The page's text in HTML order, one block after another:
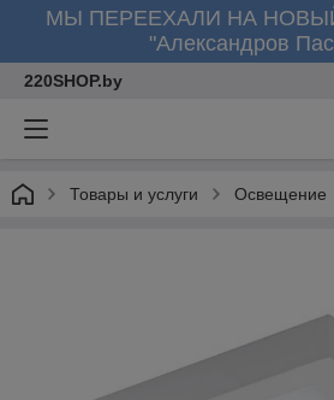
МЫ ПЕРЕЕХАЛИ НА
"Александров
220SHOP.by
Товары и услуги Освещение